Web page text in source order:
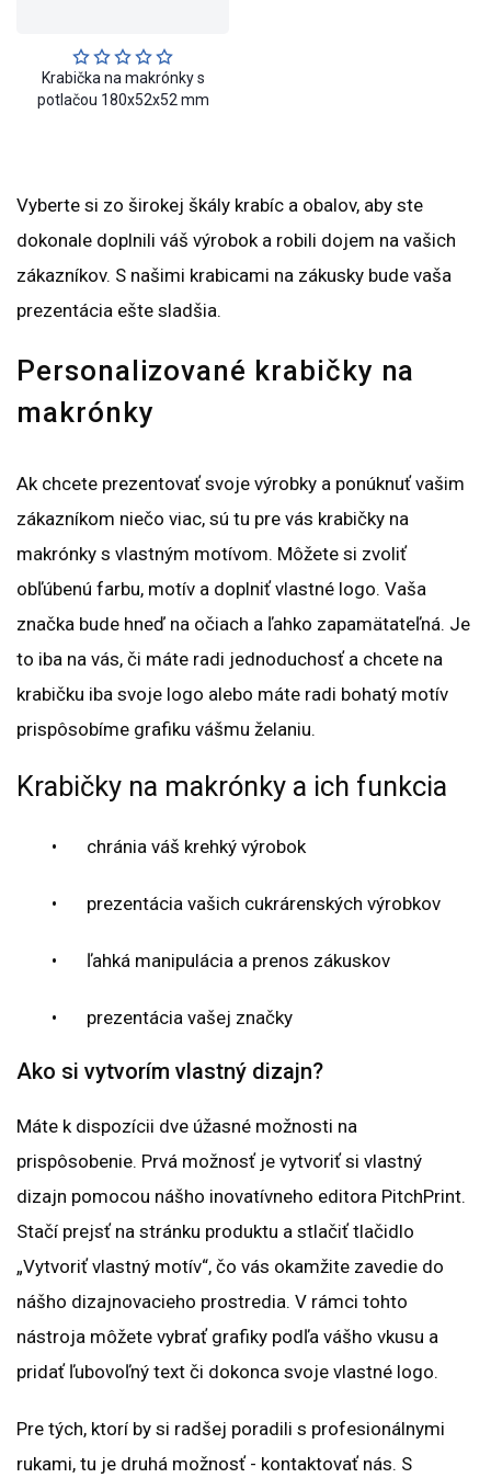
Krabička na makrónky s
potlačou 180x52x52 mm
Vyberte si zo širokej škály krabíc a obalov, aby ste
dokonale doplnili váš výrobok a robili dojem na vašich
zákazníkov. S našimi krabicami na zákusky bude vaša
prezentácia ešte sladšia.
Personalizované krabičky na
makrónky
Ak chcete prezentovať svoje výrobky a ponúknuť vašim
zákazníkom niečo viac, sú tu pre vás krabičky na
makrónky s vlastným motívom. Môžete si zvoliť
obľúbenú farbu, motív a doplniť vlastné logo. Vaša
značka bude hneď na očiach a ľahko zapamätateľná. Je
to iba na vás, či máte radi jednoduchosť a chcete na
krabičku iba svoje logo alebo máte radi bohatý motív
prispôsobíme grafiku vášmu želaniu.
Krabičky na makrónky a ich funkcia
• chránia váš krehký výrobok
• prezentácia vašich cukrárenských výrobkov
• ľahká manipulácia a prenos zákuskov
• prezentácia vašej značky
Ako si vytvorím vlastný dizajn?
Máte k dispozícii dve úžasné možnosti na
prispôsobenie. Prvá možnosť je vytvoriť si vlastný
dizajn pomocou nášho inovatívneho editora PitchPrint.
Stačí prejsť na stránku produktu a stlačiť tlačidlo
„Vytvoriť vlastný motív“, čo vás okamžite zavedie do
nášho dizajnovacieho prostredia. V rámci tohto
nástroja môžete vybrať grafiky podľa vášho vkusu a
pridať ľubovoľný text či dokonca svoje vlastné logo.
Pre tých, ktorí by si radšej poradili s profesionálnymi
rukami, tu je druhá možnosť - kontaktovať nás. S